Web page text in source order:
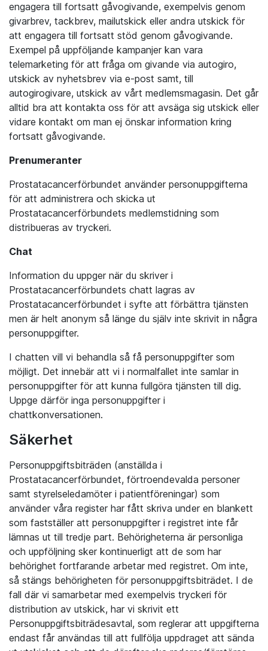
engagera till fortsatt gåvogivande, exempelvis genom
givarbrev, tackbrev, mailutskick eller andra utskick för
att engagera till fortsatt stöd genom gåvogivande.
Exempel på uppföljande kampanjer kan vara
telemarketing för att fråga om givande via autogiro,
utskick av nyhetsbrev via e-post samt, till
autogirogivare, utskick av vårt medlemsmagasin. Det går
alltid bra att kontakta oss för att avsäga sig utskick eller
vidare kontakt om man ej önskar information kring
fortsatt gåvogivande.
Prenumeranter
Prostatacancerförbundet använder personuppgifterna
för att administrera och skicka ut
Prostatacancerförbundets medlemstidning som
distribueras av tryckeri.
Chat
Information du uppger när du skriver i
Prostatacancerförbundets chatt lagras av
Prostatacancerförbundet i syfte att förbättra tjänsten
men är helt anonym så länge du själv inte skrivit in några
personuppgifter.
I chatten vill vi behandla så få personuppgifter som
möjligt. Det innebär att vi i normalfallet inte samlar in
personuppgifter för att kunna fullgöra tjänsten till dig.
Uppge därför inga personuppgifter i
chattkonversationen.
Säkerhet
Personuppgiftsbiträden (anställda i
Prostatacancerförbundet, förtroendevalda personer
samt styrelseledamöter i patientföreningar) som
använder våra register har fått skriva under en blankett
som fastställer att personuppgifter i registret inte får
lämnas ut till tredje part. Behörigheterna är personliga
och uppföljning sker kontinuerligt att de som har
behörighet fortfarande arbetar med registret. Om inte,
så stängs behörigheten för personuppgiftsbiträdet. I de
fall där vi samarbetar med exempelvis tryckeri för
distribution av utskick, har vi skrivit ett
Personuppgiftsbiträdesavtal, som reglerar att uppgifterna
endast får användas till att fullfölja uppdraget att sända